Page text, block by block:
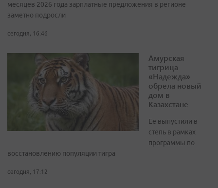
месяцев 2026 года зарплатные предложения в регионе
заметно подросли
сегодня, 16:46
Амурская
тигрица
«Надежда»
обрела новый
дом в
Казахстане
Ее выпустили в
степь в рамках
программы по
восстановлению популяции тигра
сегодня, 17:12